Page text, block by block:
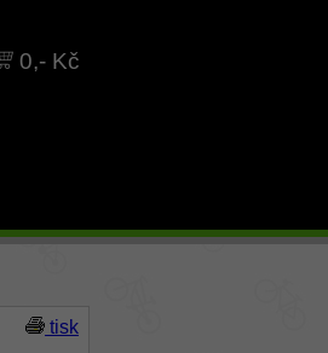
0,- Kč
tisk